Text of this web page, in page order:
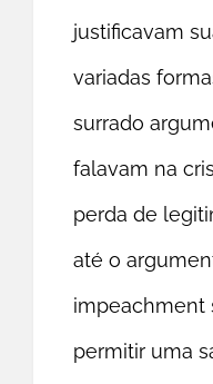
justificavam
variadas
surrado
falavam na
perda de
até o
impeachment
permitir uma